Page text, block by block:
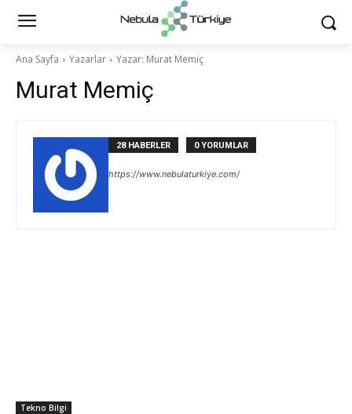
Ana Sayfa Yazarlar Yazar: Murat Memiç
Murat Memiç
28 HABERLER 0 YORUMLAR
https://www.nebulaturkiye.com/
Tekno Bilgi